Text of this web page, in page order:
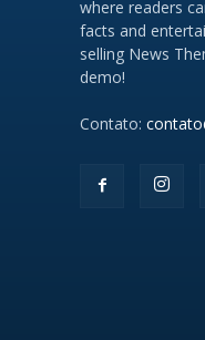
where readers
facts and
selling News
demo!
Contato: